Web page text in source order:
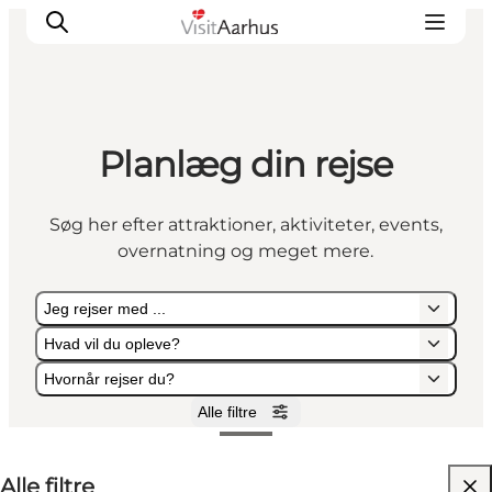
Oplevelser
Kalender
Byer og steder
Transport
Planlæg din rejse
Søg her efter attraktioner, aktiviteter, events,
overnatning og meget mere.
Jeg rejser med ...
Hvad vil du opleve?
Hvornår rejser du?
Alle filtre
Jeg rejser med ...
Hvad vil du opleve?
Hvornår rejser du?
Alle filtre